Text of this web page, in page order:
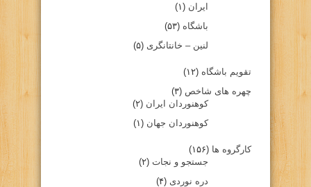
ایران (۱)
باشگاه (۵۳)
لنین – خانتانگری (۵)
تقویم باشگاه (۱۲)
چهره های شاخص (۳)
کوهنوردان ایران (۲)
کوهنوردان جهان (۱)
کارگروه ها (۱۵۶)
جستجو و نجات (۲)
دره نوردی (۴)